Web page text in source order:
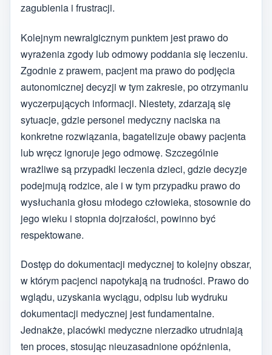
zagubienia i frustracji.
Kolejnym newralgicznym punktem jest prawo do
wyrażenia zgody lub odmowy poddania się leczeniu.
Zgodnie z prawem, pacjent ma prawo do podjęcia
autonomicznej decyzji w tym zakresie, po otrzymaniu
wyczerpujących informacji. Niestety, zdarzają się
sytuacje, gdzie personel medyczny naciska na
konkretne rozwiązania, bagatelizuje obawy pacjenta
lub wręcz ignoruje jego odmowę. Szczególnie
wrażliwe są przypadki leczenia dzieci, gdzie decyzje
podejmują rodzice, ale i w tym przypadku prawo do
wysłuchania głosu młodego człowieka, stosownie do
jego wieku i stopnia dojrzałości, powinno być
respektowane.
Dostęp do dokumentacji medycznej to kolejny obszar,
w którym pacjenci napotykają na trudności. Prawo do
wglądu, uzyskania wyciągu, odpisu lub wydruku
dokumentacji medycznej jest fundamentalne.
Jednakże, placówki medyczne nierzadko utrudniają
ten proces, stosując nieuzasadnione opóźnienia,